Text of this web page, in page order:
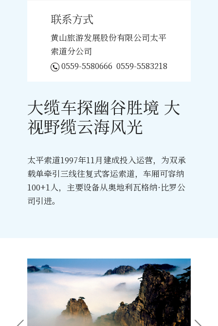
联系方式
黄山旅游发展股份有限公司太平
索道分公司
0559-5580666 0559-5583218
大缆车探幽谷胜境 大
视野缆云海风光
太平索道1997年11月建成投入运营，为双承
载单牵引三线往复式客运索道，车厢可容纳
100+1人，主要设备从奥地利瓦格纳·比罗公
司引进。